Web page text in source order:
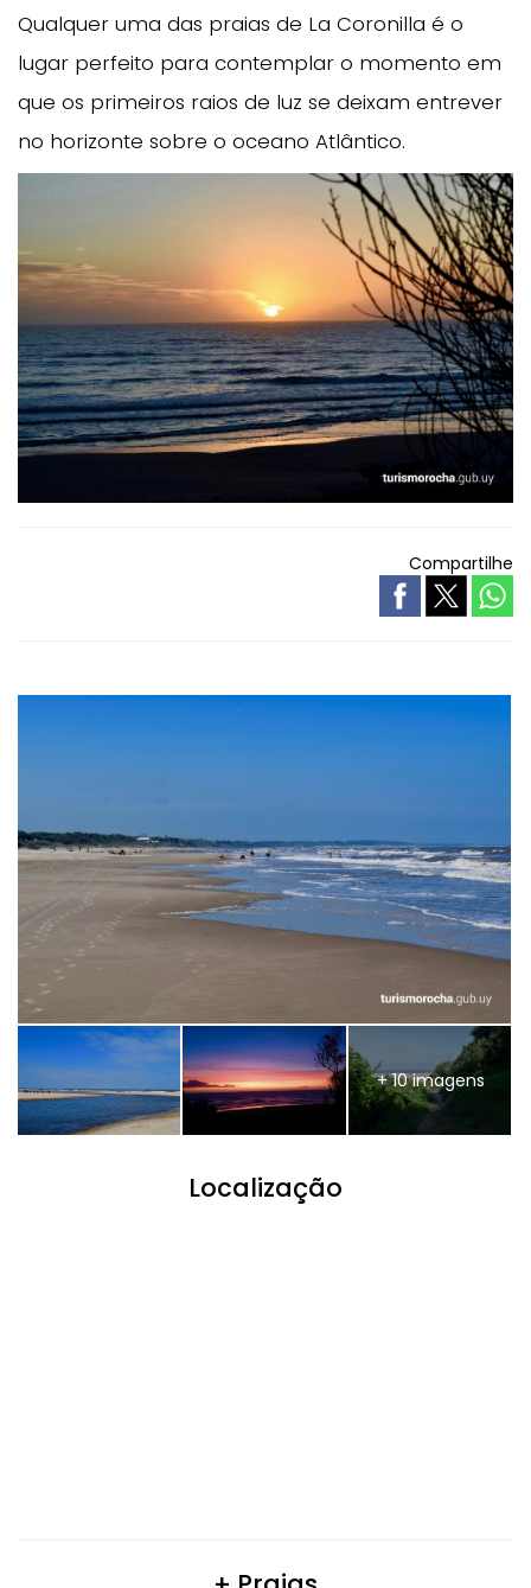
Qualquer uma das praias de La Coronilla é o
lugar perfeito para contemplar o momento em
que os primeiros raios de luz se deixam entrever
no horizonte sobre o oceano Atlântico.
Compartilhe
+ 10 imagens
Localização